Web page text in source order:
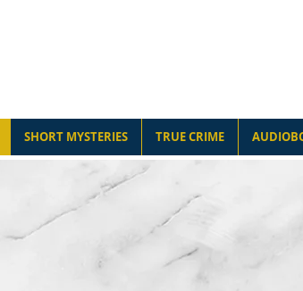
SHORT MYSTERIES TRUE CRIME